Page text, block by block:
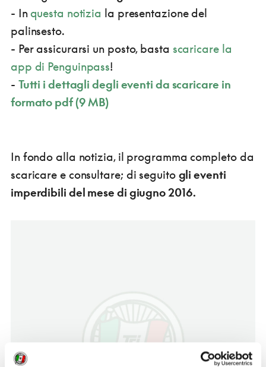
- Inquesta notizia la presentazione del
palinsesto.
- Per assicurarsi un posto, basta scaricare la
app di Penguinpass!
- Tutti i dettagli degli eventi da scaricare in
formato pdf (9 MB)
In fondo alla notizia, il programma completo da
scaricare e consultare; di seguito gli eventi
imperdibili del mese di giugno 2016.